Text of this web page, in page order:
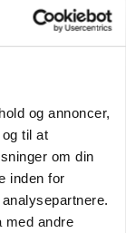
og annoncer,
til at
om din
inden for
med andre
Sådan